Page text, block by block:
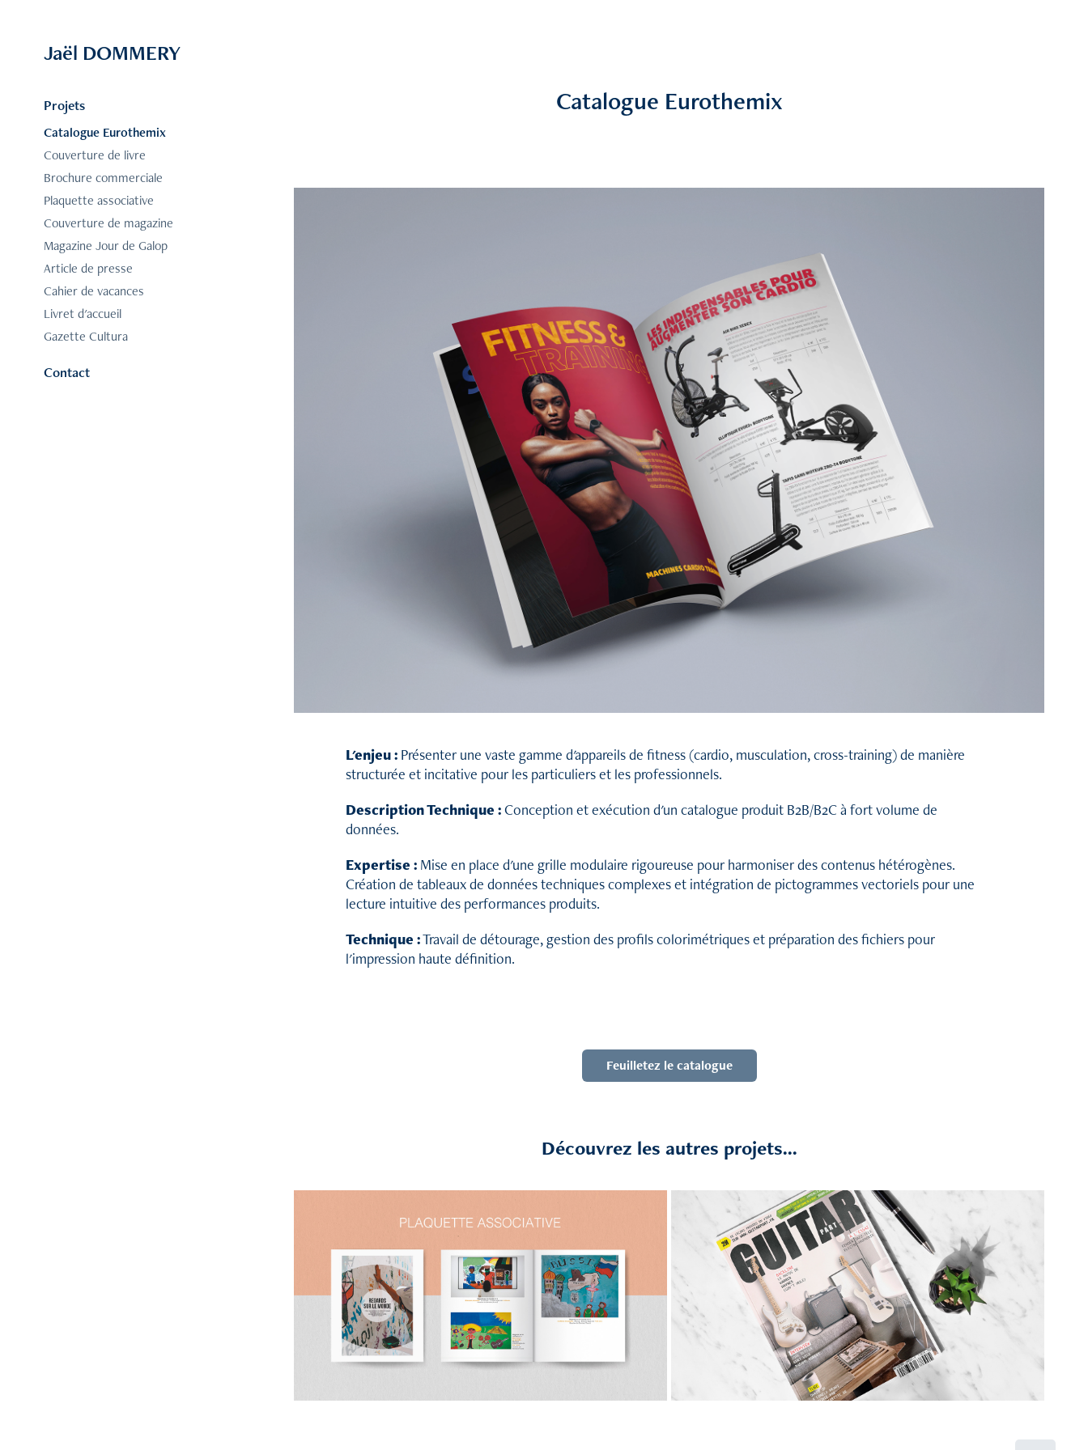
Jaël DOMMERY
Projets
Catalogue Eurothemix
Couverture de livre
Brochure commerciale
Plaquette associative
Couverture de magazine
Magazine Jour de Galop
Article de presse
Cahier de vacances
Livret d'accueil
Gazette Cultura
Contact
Catalogue Eurothemix
L'enjeu : Présenter une vaste gamme d'appareils de fitness (cardio, musculation, cross-training) de manière
structurée et incitative pour les particuliers et les professionnels.
Description Technique :Conception et exécution d'un catalogue produit B2B/B2C à fort volume de
données.
Expertise :Mise en place d'une grille modulaire rigoureuse pour harmoniser des contenus hétérogènes.
Création de tableaux de données techniques complexes et intégration de pictogrammes vectoriels pour une
lecture intuitive des performances produits.
Technique :Travail de détourage, gestion des profils colorimétriques et préparation des fichiers pour
l'impression haute définition.
Feuilletez le catalogue
Découvrez les autres projets...
Plaquette associative Couverture de magazine